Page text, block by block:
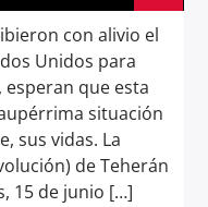
con alivio el
Unidos para
que esta
situación
sus vidas. La
de Teherán
15 de junio […]